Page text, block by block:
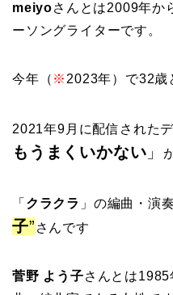
meiyoさんとは2009年か
ーソングライターです。
今年（ ※ 2023年）で32歳
2021年9月に配信された
もうまくいかない 」
「 クラクラ 」の編曲・演
子” さんです
菅野 よう子さんとは